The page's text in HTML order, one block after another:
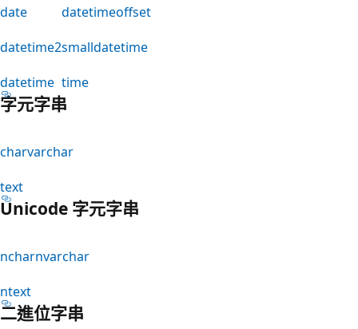
date
datetimeoffset
datetime2smalldatetime
datetime time
字元字串
charvarchar
text
Unicode 字元字串
ncharnvarchar
ntext
二進位字串